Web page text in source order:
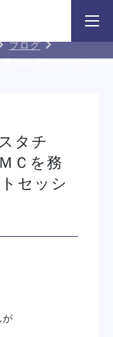
オープンキャンパス
ブログ
進級展でＭＣを
タチ
Ｃを務
セッシ
が
俳優macoto氏によるバックダ